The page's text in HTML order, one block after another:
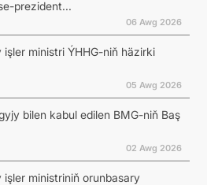
prezident...
06 Awg 2026
ministri ÝHHG-niň häzirki
05 Awg 2026
bilen kabul edilen BMG-niň Baş
02 Awg 2026
ministriniň orunbasary